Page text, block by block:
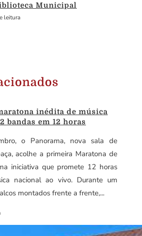
Municipal
leitura
inédita de música
bandas em 12 horas
o Panorama, nova sala de
acolhe a primeira Maratona de
iniciativa que promete 12 horas
nacional ao vivo. Durante um
montados frente a frente,...